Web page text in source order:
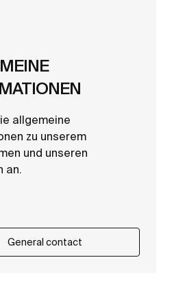
allgemeine
zu unserem
und unseren
an.
General contact